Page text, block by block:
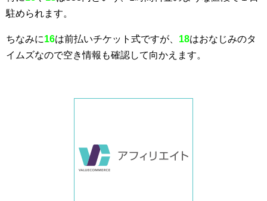
駐められます。
ちなみに16は前払いチケット式ですが、 18はおなじみのタ
イムズなので空き情報も確認して向かえます。